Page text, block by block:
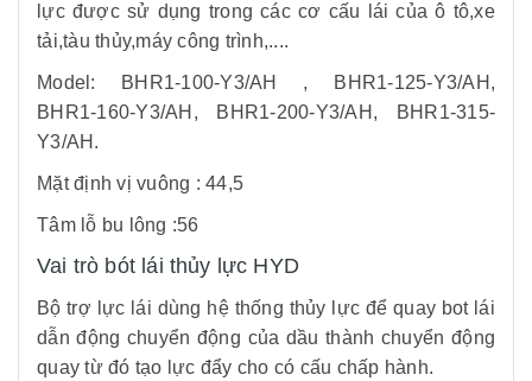
lực được sử dụng trong các cơ cấu lái của ô tô,xe
tải,tàu thủy,máy công trình,....
Model: BHR1-100-Y3/AH , BHR1-125-Y3/AH,
BHR1-160-Y3/AH, BHR1-200-Y3/AH, BHR1-315-
Y3/AH.
Mặt định vị vuông : 44,5
Tâm lỗ bu lông :56
Vai trò bót lái thủy lực HYD
Bộ trợ lực lái dùng hệ thống thủy lực để quay bot lái
dẫn động chuyển động của dầu thành chuyển động
quay từ đó tạo lực đẩy cho có cấu chấp hành.